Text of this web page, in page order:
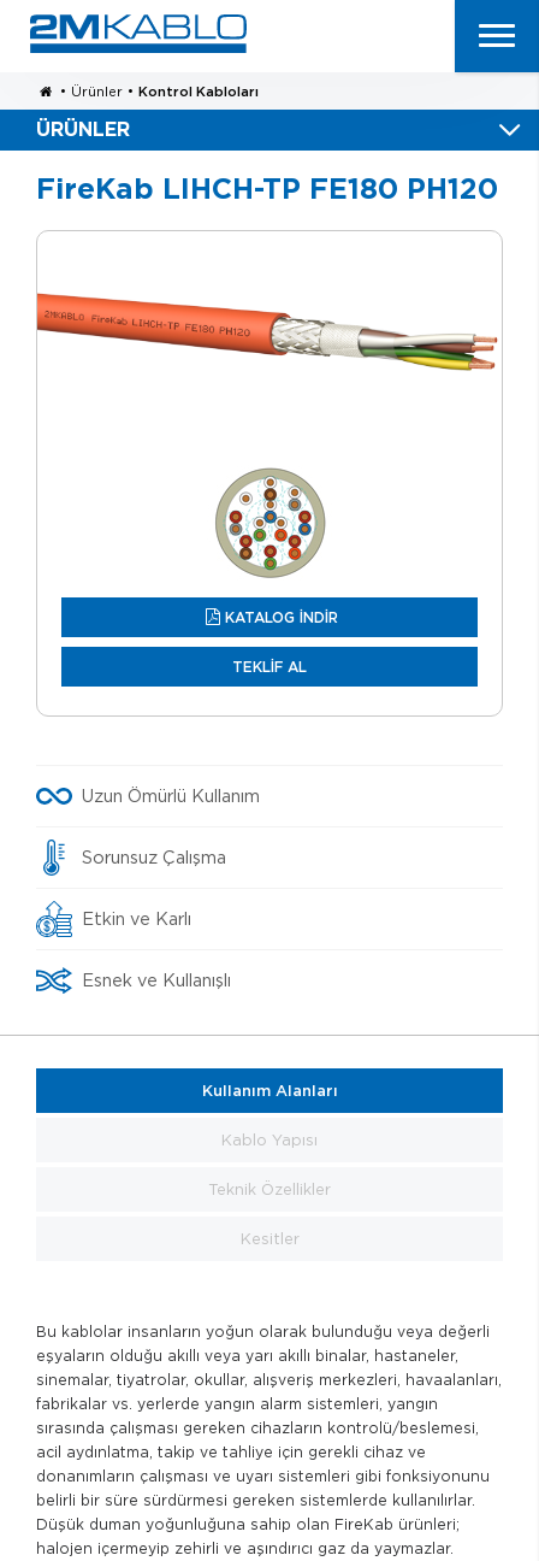
• Ürünler • Kontrol Kabloları
ÜRÜNLER
FireKab LIHCH-TP FE180 PH120
KATALOG İNDİR
TEKLİF AL
Uzun Ömürlü Kullanım
Sorunsuz Çalışma
Etkin ve Karlı
Esnek ve Kullanışlı
Kullanım Alanları
Kablo Yapısı
Teknik Özellikler
Kesitler
Bu kablolar insanların yoğun olarak bulunduğu veya değerli
eşyaların olduğu akıllı veya yarı akıllı binalar, hastaneler,
sinemalar, tiyatrolar, okullar, alışveriş merkezleri, havaalanları,
fabrikalar vs. yerlerde yangın alarm sistemleri, yangın
sırasında çalışması gereken cihazların kontrolü/beslemesi,
acil aydınlatma, takip ve tahliye için gerekli cihaz ve
donanımların çalışması ve uyarı sistemleri gibi fonksiyonunu
belirli bir süre sürdürmesi gereken sistemlerde kullanılırlar.
Düşük duman yoğunluğuna sahip olan FireKab ürünleri;
halojen içermeyip zehirli ve aşındırıcı gaz da yaymazlar.